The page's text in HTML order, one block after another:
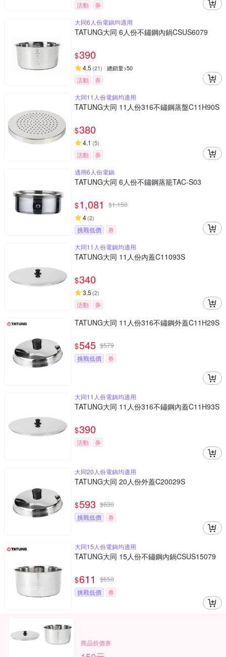
活動
券
大同6人份電鍋均適用
TATUNG大同 6人份不鏽鋼內鍋CSUS6079
$390
4.5 (21) 總銷量>50
活動
券
大同11人份電鍋均適用
TATUNG大同 11人份316不鏽鋼蒸盤C11H90S
$380
4.1 (5)
活動
券
適用6人份電鍋
TATUNG大同 6人份不鏽鋼蒸籠TAC-S03
$1,081 $1,150
4(2)
挑戰低價
券
大同11人份電鍋均適用
TATUNG大同 11人份內蓋C11093S
$340
3.5 (2)
活動 券
TATUNG大同 11人份316不鏽鋼外蓋C11H29S
$545 $579
挑戰低價
券
大同11人份電鍋均適用
TATUNG大同 11人份316不鏽鋼內蓋C11H93S
$390
活動 券
大同20人份電鍋均適用
TATUNG大同 20人份外蓋C20029S
$593 $630
挑戰低價
券
大同15人份電鍋均適用
TATUNG大同 15人份不鏽鋼內鍋CSUS15079
$611 $650
挑戰低價
券
商品折價券